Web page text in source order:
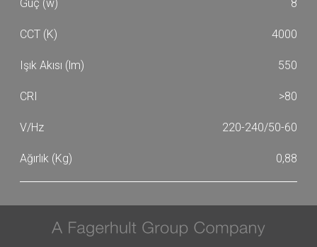
8
4000
550
>80
220-240/50-60
0,88